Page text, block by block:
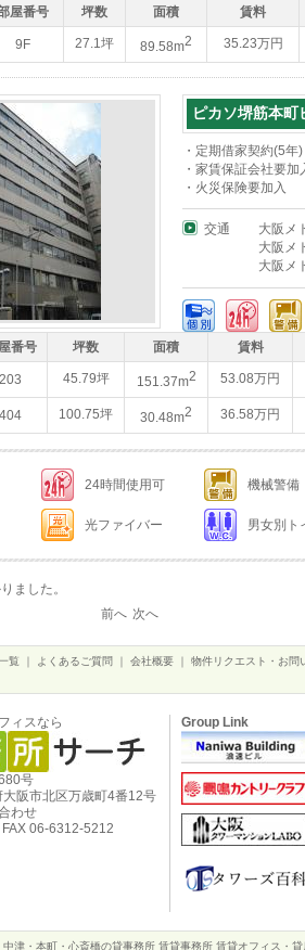
屋番号 坪数 面積 賃料
9F 27.1坪 89.58m2 35.23万円
ピカソ堺筋本町
・定期借家契約(5年)
・家賃保証会社要加
・火災保険要加入
交通
大阪メ
大阪メ
大阪メ
番号 坪数 面積 賃料
203 45.79坪 151.37m2 53.08万円
404 100.75坪 30.48m2 36.58万円
24時間使用可 機械警備
光ファイバー 男女別ト
ました。
前へ 次へ
覧 よくあるご質問 会社概要 物件リクエスト・お問
ィスなら
号
阪市北区万歳町4番12号
わせ
06-6312-5212
Group Link
津・本町・心斎橋の貸事務所 賃貸事務所 賃貸オフィス・